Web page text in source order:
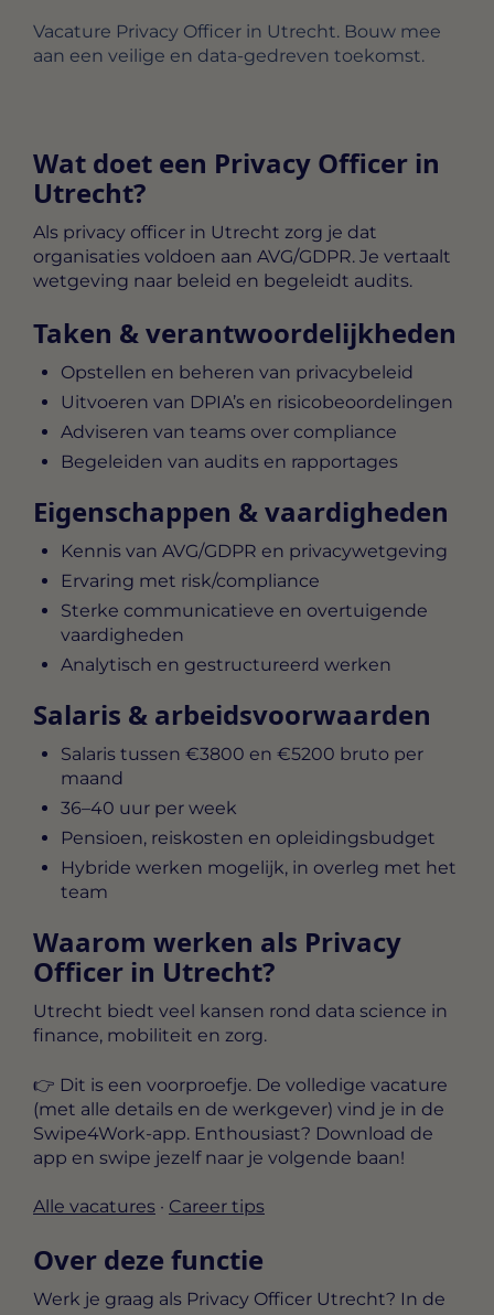
Vacature Privacy Officer in Utrecht. Bouw mee
aan een veilige en data‑gedreven toekomst.
Wat doet een Privacy Officer in
Utrecht?
Als privacy officer in Utrecht zorg je dat
organisaties voldoen aan AVG/GDPR. Je vertaalt
wetgeving naar beleid en begeleidt audits.
Taken & verantwoordelijkheden
Opstellen en beheren van privacybeleid
Uitvoeren van DPIA’s en risicobeoordelingen
Adviseren van teams over compliance
Begeleiden van audits en rapportages
Eigenschappen & vaardigheden
Kennis van AVG/GDPR en privacywetgeving
Ervaring met risk/compliance
Sterke communicatieve en overtuigende
vaardigheden
Analytisch en gestructureerd werken
Salaris & arbeidsvoorwaarden
Salaris tussen €3800 en €5200 bruto per
maand
36–40 uur per week
Pensioen, reiskosten en opleidingsbudget
Hybride werken mogelijk, in overleg met het
team
Waarom werken als Privacy
Officer in Utrecht?
Utrecht biedt veel kansen rond data science in
finance, mobiliteit en zorg.
👉 Dit is een voorproefje. De volledige vacature
(met alle details en de werkgever) vind je in de
Swipe4Work-app. Enthousiast? Download de
app en swipe jezelf naar je volgende baan!
Alle vacatures · Career tips
Over deze functie
Werk je graag als Privacy Officer Utrecht? In de